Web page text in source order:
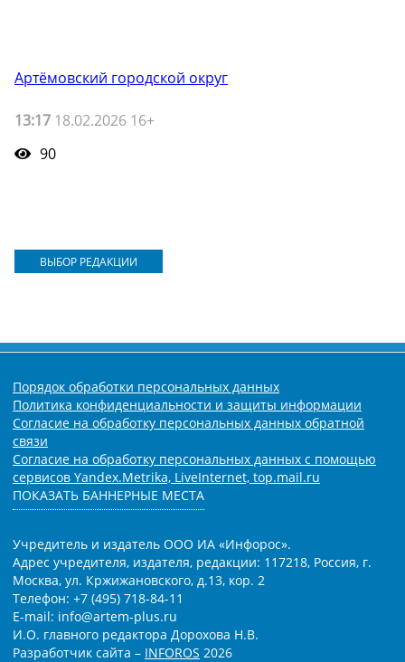
Артёмовский городской округ
13:17 18.02.2026 16+
90
ВЫБОР РЕДАКЦИИ
Порядок обработки персональных данных
Политика конфиденциальности и защиты информации
Согласие на обработку персональных данных обратной
связи
Согласие на обработку персональных данных с помощью
сервисов Yandex.Metrika, LiveInternet, top.mail.ru
ПОКАЗАТЬ БАННЕРНЫЕ МЕСТА
Учредитель и издатель ООО ИА «Инфорос».
Адрес учредителя, издателя, редакции: 117218, Россия, г.
Москва, ул. Кржижановского, д.13, кор. 2
Телефон: +7 (495) 718-84-11
E-mail: info@artem-plus.ru
И.О. главного редактора Дорохова Н.В.
Разработчик сайта – INFOROS 2026